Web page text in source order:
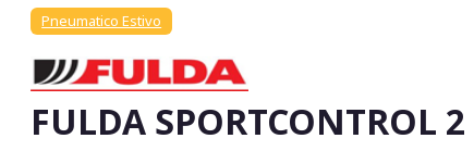
Pneumatico Estivo
FULDA SPORTCONTROL 2